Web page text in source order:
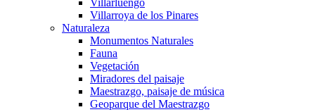
Villarluengo
Villarroya de los Pinares
Naturaleza
Monumentos Naturales
Fauna
Vegetación
Miradores del paisaje
Maestrazgo, paisaje de música
Geoparque del Maestrazgo